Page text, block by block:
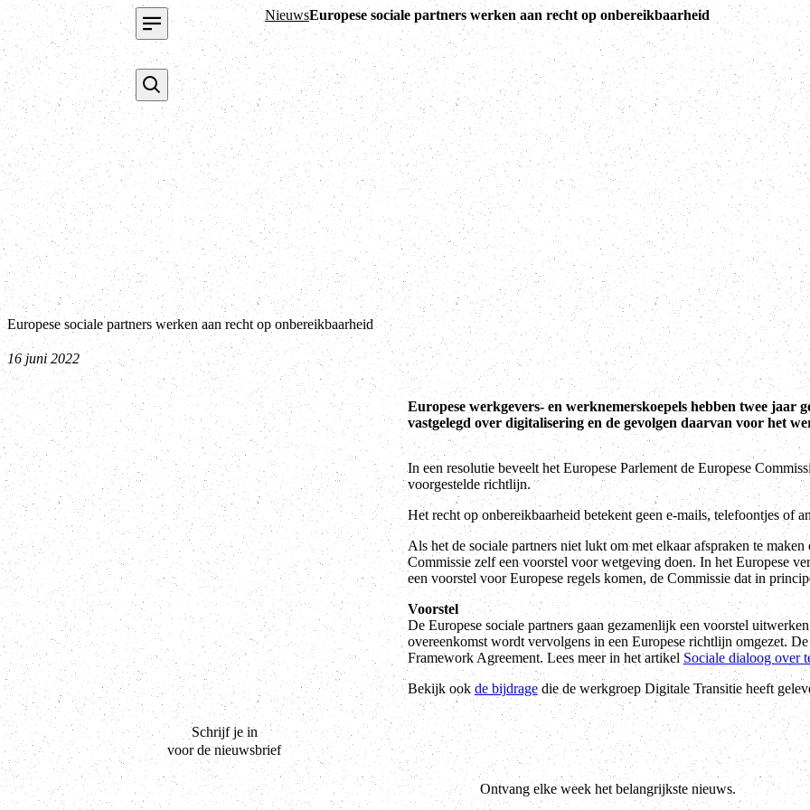
NieuwsEuropese sociale partners werken aan recht op onbereikbaarheid
Europese sociale partners werken aan recht op onbereikbaarheid
16 juni 2022
Europese werkgevers- en werknemerskoepels hebben twee jaar
vastgelegd over digitalisering en de gevolgen daarvan voor het
In een resolutie beveelt het Europese Parlement de Europese
voorgestelde richtlijn.
Het recht op onbereikbaarheid betekent geen e-mails, telefoontjes of
Als het de sociale partners niet lukt om met elkaar afspraken te
Commissie zelf een voorstel voor wetgeving doen. In het Europese
een voorstel voor Europese regels komen, de Commissie dat in
Voorstel
De Europese sociale partners gaan gezamenlijk een voorstel
overeenkomst wordt vervolgens in een Europese richtlijn omgezet.
Framework Agreement. Lees meer in het artikel Sociale dialoog over
Bekijk ook de bijdragedie de werkgroep Digitale Transitie heeft
Schrijf je in
voor de nieuwsbrief
Ontvang elke week het belangrijkste nieuws.